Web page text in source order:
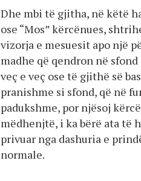
Dhe mbi të gjitha, në këtë
ose “Mos” kërcënues,
vizorja e mesuesit apo një
madhe që qendron në
veç e veç ose të gjithë së
pranishme si sfond, që në
padukshme, por njësoj
mëdhenjtë, i ka bërë ata të
privuar nga dashuria e
normale.